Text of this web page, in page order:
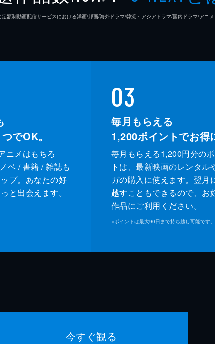
額制動画配信サービスにおける洋画/邦画/海外ドラマ/韓流・アジアドラマ/国内ドラマ/アニメ
でOK。
ニメはもちろ
ベ / 書籍 / 雑誌も
プ。あなたの好
と出会えます。
03
毎月もらえる
1,200ポイントでお得
毎月もらえる1,200円分の
トは、最新映画のレンタル
ガの購入に使えます。翌月
越すこともできるので、お
作品にご利用ください。
※ポイントは最大90日まで持ち越し可能です。
今すぐ観る